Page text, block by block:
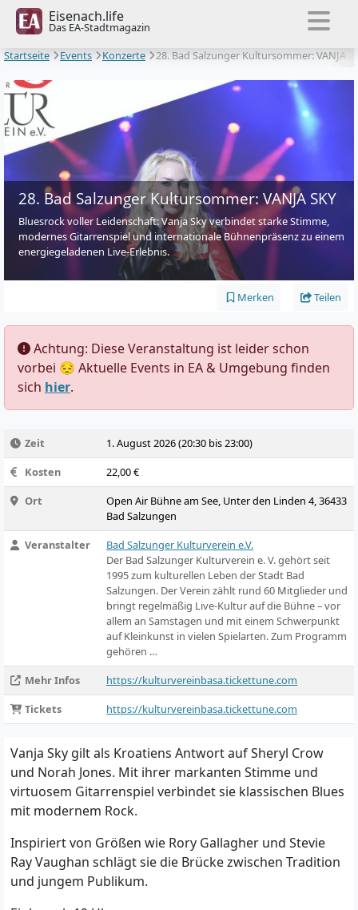
Eisenach.life
Das EA-Stadtmagazin
Startseite
Events Konzerte
28. Bad Salzunger Kultursommer: VANJA
28. Bad Salzunger Kultursommer: VANJA SKY
Bluesrock voller Leidenschaft: Vanja Sky verbindet starke Stimme,
modernes Gitarrenspiel und internationale Bühnenpräsenz zu einem
energiegeladenen Live-Erlebnis.
Merken Teilen
️ Achtung: Diese Veranstaltung ist leider schon
vorbei 😔 Aktuelle Events in EA & Umgebung finden
sich hier.
Zeit
1. August 2026 (20:30 bis 23:00)
Kosten
22,00 €
Ort
Open Air Bühne am See, Unter den Linden 4, 36433
Bad Salzungen
Veranstalter
Bad Salzunger Kulturverein e.V.
Der Bad Salzunger Kulturverein e. V. gehört seit
1995 zum kulturellen Leben der Stadt Bad
Salzungen. Der Verein zählt rund 60 Mitglieder und
bringt regelmäßig Live-Kultur auf die Bühne – vor
allem an Samstagen und mit einem Schwerpunkt
auf Kleinkunst in vielen Spielarten. Zum Programm
gehören …
Mehr Infos
https://kulturvereinbasa.tickettune.com
Tickets
https://kulturvereinbasa.tickettune.com
Vanja Sky gilt als Kroatiens Antwort auf Sheryl Crow
und Norah Jones. Mit ihrer markanten Stimme und
virtuosem Gitarrenspiel verbindet sie klassischen Blues
mit modernem Rock.
Inspiriert von Größen wie Rory Gallagher und Stevie
Ray Vaughan schlägt sie die Brücke zwischen Tradition
und jungem Publikum.